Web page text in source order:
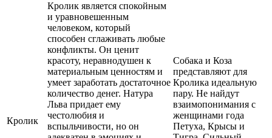
Кролик
Кролик является спокойным
и уравновешенным
человеком, который
способен сглаживать любые
конфликты. Он ценит
красоту, неравнодушен к
материальным ценностям и
умеет заработать достаточное
количество денег. Натура
Льва придает ему
честолюбия и
вспыльчивости, но он
Собака и Коза
представляют для
Кролика идеальную
пару. Не найдут
взаимопонимания с
женщинами года
Петуха, Крысы и